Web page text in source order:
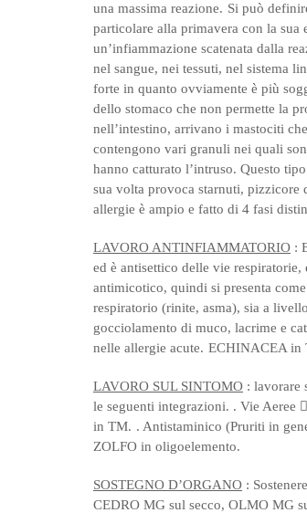
una massima reazione. Si può
particolare alla primavera con la sua
un’infiammazione scatenata dalla
nel sangue, nei tessuti, nel sistema
forte in quanto ovviamente è più
dello stomaco che non permette la
nell’intestino, arrivano i mastociti
contengono vari granuli nei quali
hanno catturato l’intruso. Questo
sua volta provoca starnuti, pizzicore
allergie è ampio e fatto di 4 fasi
LAVORO ANTINFIAMMATORIO:
ed è antisettico delle vie
antimicotico, quindi si presenta
respiratorio (rinite, asma), sia a
gocciolamento di muco, lacrime e
nelle allergie acute. ECHINACEA in
LAVORO SUL SINTOMO: lavorare
le seguenti integrazioni. . Vie Aeree 
in TM. . Antistaminico (Pruriti in
ZOLFO in oligoelemento.
SOSTEGNO D’ORGANO:
CEDRO MG sul secco, OLMO MG